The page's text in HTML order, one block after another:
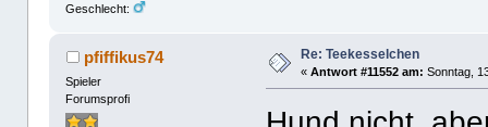
Geschlecht:
pfiffikus74
Spieler
Forumsprofi
Re: Teekesselchen
«Antwort #11552 am: Sonntag,